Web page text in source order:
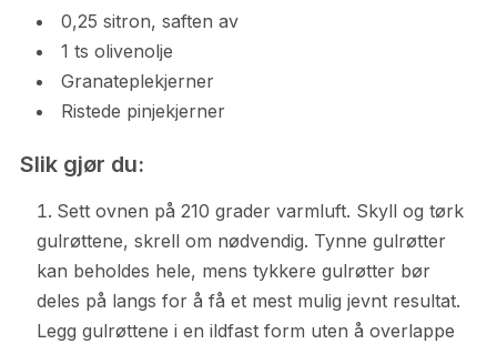
0,25 sitron, saften av
1 ts olivenolje
Granateplekjerner
Ristede pinjekjerner
Slik gjør du:
Sett ovnen på 210 grader varmluft. Skyll og tørk
gulrøttene, skrell om nødvendig. Tynne gulrøtter
kan beholdes hele, mens tykkere gulrøtter bør
deles på langs for å få et mest mulig jevnt resultat.
Legg gulrøttene i en ildfast form uten å overlappe